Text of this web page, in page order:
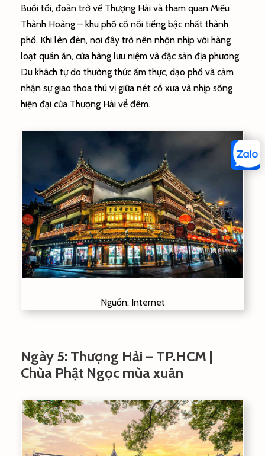
Buổi tối, đoàn trở về Thượng Hải và tham quan Miếu
Thành Hoàng – khu phố cổ nổi tiếng bậc nhất thành
phố. Khi lên đèn, nơi đây trở nên nhộn nhịp với hàng
loạt quán ăn, cửa hàng lưu niệm và đặc sản địa phương.
Du khách tự do thưởng thức ẩm thực, dạo phố và cảm
nhận sự giao thoa thú vị giữa nét cổ xưa và nhịp sống
hiện đại của Thượng Hải về đêm.
Nguồn: Internet
Ngày 5: Thượng Hải – TP.HCM |
Chùa Phật Ngọc mùa xuân